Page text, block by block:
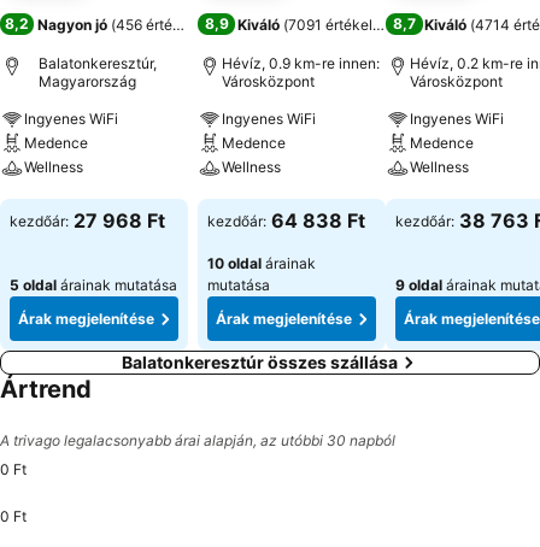
8,2 Nagyon jó (456 értékelés)
Balatonkeresztúr,
Magyarország
Ingyenes WiFi
Medence
Wellness
Árak megjelenítése
kezdőár: 27 968 Ft
5 oldal árainak mutatása
Árak megjelenítése
8,9 Kiváló (7091 értékelés)
Hévíz, 0.9 km-re innen:
Városközpont
Ingyenes WiFi
Medence
Wellness
Árak megjelenítése
kezdőár: 64 838 Ft
10 oldal árainak
mutatása
Árak megjelenítése
8,7 Kiváló (4714
Hévíz, 0.2 km-re
Városközpont
Ingyenes WiFi
Medence
Wellness
Árak
kezdőár: 38 763
9 oldal árainak
Árak megjelenítése
Balatonkeresztúr összes szállása
Ártrend
A trivago legalacsonyabb árai alapján, az utóbbi 30 napból
0 Ft
0 Ft